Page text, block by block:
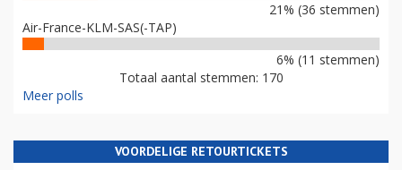
21% (36 stemmen)
Air-France-KLM-SAS(-TAP)
6% (11 stemmen)
Totaal aantal stemmen: 170
Meer polls
VOORDELIGE RETOURTICKETS